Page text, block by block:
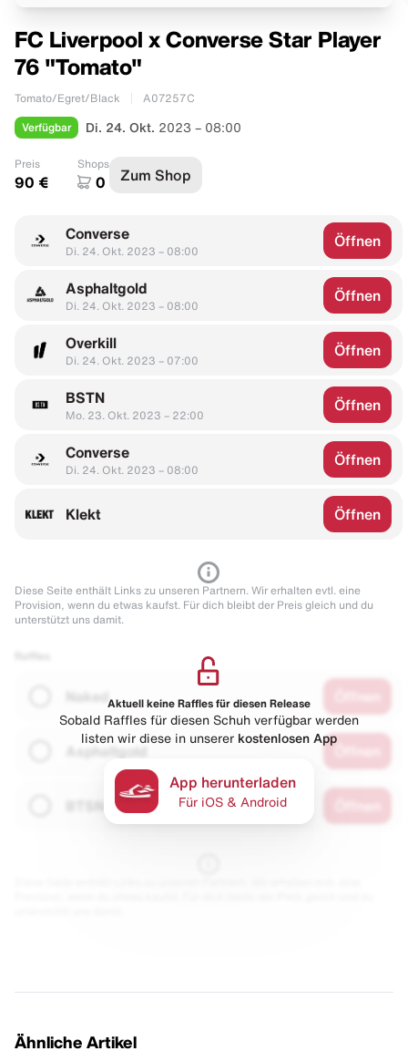
FC Liverpool x Converse Star Player
76 "Tomato"
Tomato/Egret/Black A07257C
Verfügbar Di. 24. Okt. 2023 – 08:00
Preis
90 €
Shops
0 Zum Shop
Converse
Di. 24. Okt. 2023 – 08:00
Öffnen
Asphaltgold
Di. 24. Okt. 2023 – 08:00
Öffnen
Overkill
Di. 24. Okt. 2023 – 07:00
Öffnen
BSTN
Mo. 23. Okt. 2023 – 22:00
Öffnen
Converse
Di. 24. Okt. 2023 – 08:00
Öffnen
Klekt Öffnen
Diese Seite enthält Links zu unseren Partnern. Wir erhalten evtl. eine
Provision, wenn du etwas kaufst. Für dich bleibt der Preis gleich und du
unterstützt uns damit.
Naked
Asphaltgold
Aktuell keine Raffles für diesen Release
Sobald Raffles für diesen Schuh verfügbar werden
listen wir diese in unserer kostenlosen App
App herunterladen
Für iOS & Android
Ähnliche Artikel